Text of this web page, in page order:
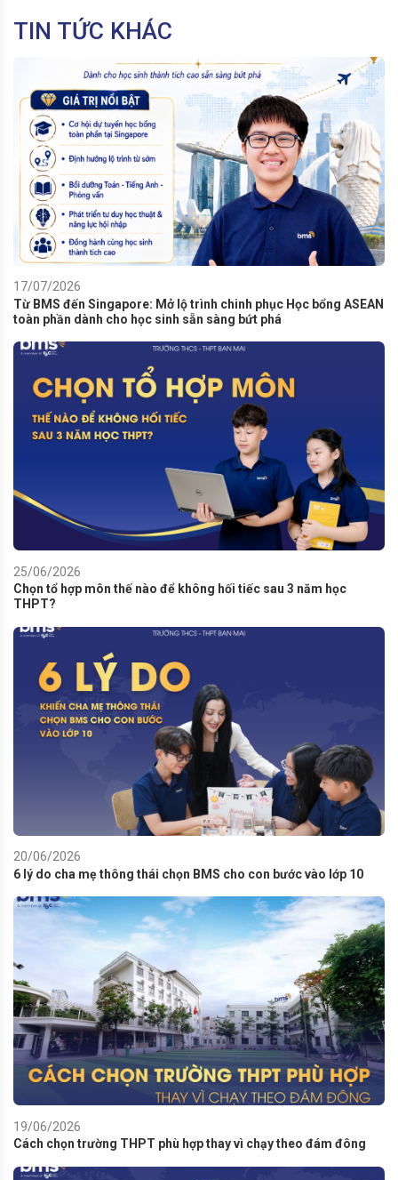
TIN TỨC KHÁC
17/07/2026
Từ BMS đến Singapore: Mở lộ trình chinh phục Học bổng ASEAN
toàn phần dành cho học sinh sẵn sàng bứt phá
25/06/2026
Chọn tổ hợp môn thế nào để không hối tiếc sau 3 năm học
THPT?
20/06/2026
6 lý do cha mẹ thông thái chọn BMS cho con bước vào lớp 10
19/06/2026
Cách chọn trường THPT phù hợp thay vì chạy theo đám đông